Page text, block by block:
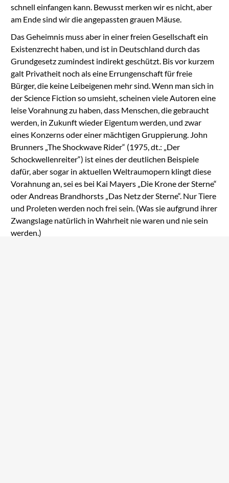
schnell einfangen kann. Bewusst merken wir es nicht, aber
am Ende sind wir die angepassten grauen Mäuse.
Das Geheimnis muss aber in einer freien Gesellschaft ein
Existenzrecht haben, und ist in Deutschland durch das
Grundgesetz zumindest indirekt geschützt. Bis vor kurzem
galt Privatheit noch als eine Errungenschaft für freie
Bürger, die keine Leibeigenen mehr sind. Wenn man sich in
der Science Fiction so umsieht, scheinen viele Autoren eine
leise Vorahnung zu haben, dass Menschen, die gebraucht
werden, in Zukunft wieder Eigentum werden, und zwar
eines Konzerns oder einer mächtigen Gruppierung. John
Brunners „The Shockwave Rider“ (1975, dt.: „Der
Schockwellenreiter“) ist eines der deutlichen Beispiele
dafür, aber sogar in aktuellen Weltraumopern klingt diese
Vorahnung an, sei es bei Kai Mayers „Die Krone der Sterne“
oder Andreas Brandhorsts „Das Netz der Sterne“. Nur Tiere
und Proleten werden noch frei sein. (Was sie aufgrund ihrer
Zwangslage natürlich in Wahrheit nie waren und nie sein
werden.)